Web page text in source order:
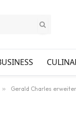
» Gerald Charles